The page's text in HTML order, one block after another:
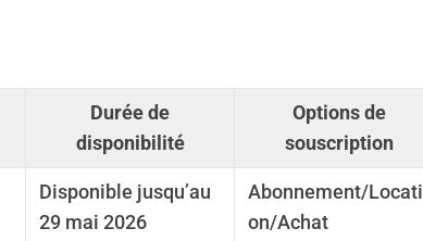
Durée de
disponibilité
Options de
souscription
Disponible jusqu’au
29 mai 2026
Abonnement/Locati
on/Achat